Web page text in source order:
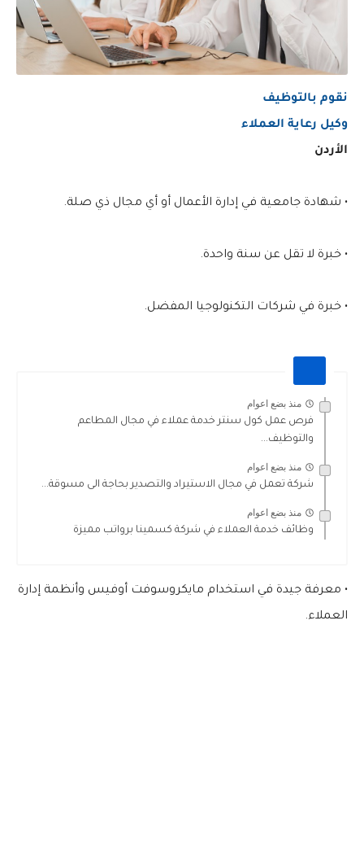
نقوم بالتوظيف
وكيل رعاية العملاء
الأردن
• شهادة جامعية في إدارة الأعمال أو أي مجال ذي صلة.
• خبرة لا تقل عن سنة واحدة.
• خبرة في شركات التكنولوجيا المفضل.
منذ بضع اعوام
فرص عمل كول سنتر خدمة عملاء في مجال المطاعم
والتوظيف...
منذ بضع اعوام
شركة تعمل في مجال الاستيراد والتصدير بحاجة الى مسوقة...
منذ بضع اعوام
وظائف خدمة العملاء في شركة كسمينا برواتب مميزة
• معرفة جيدة في استخدام مايكروسوفت أوفيس وأنظمة إدارة
العملاء.